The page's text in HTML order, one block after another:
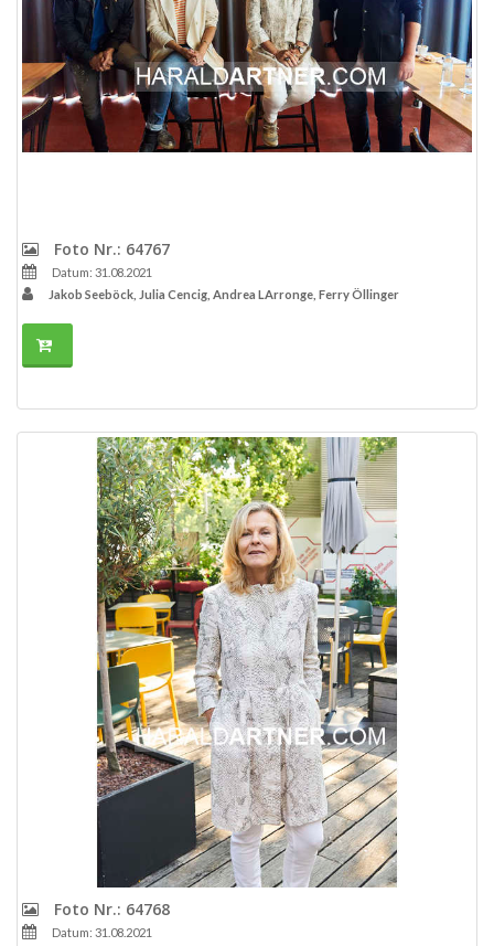
Foto Nr.: 64767
Datum: 31.08.2021
Jakob Seeböck, Julia Cencig, Andrea LArronge, Ferry Öllinger
Foto Nr.: 64768
Datum: 31.08.2021